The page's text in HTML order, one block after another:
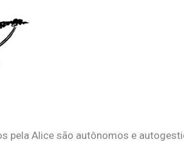
pela Alice são autônomos e